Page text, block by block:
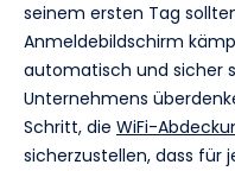
seinem ersten Tag
Anmeldebildschirm
automatisch und sicher
Unternehmens
Schritt, die WiFi-
sicherzustellen, dass für